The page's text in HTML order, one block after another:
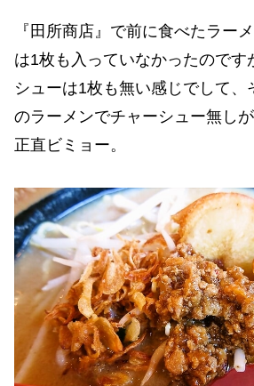
『田所商店』で前に食べたラー
は1枚も入っていなかったのです
シューは1枚も無い感じでして、
のラーメンでチャーシュー無しが
正直ビミョー。